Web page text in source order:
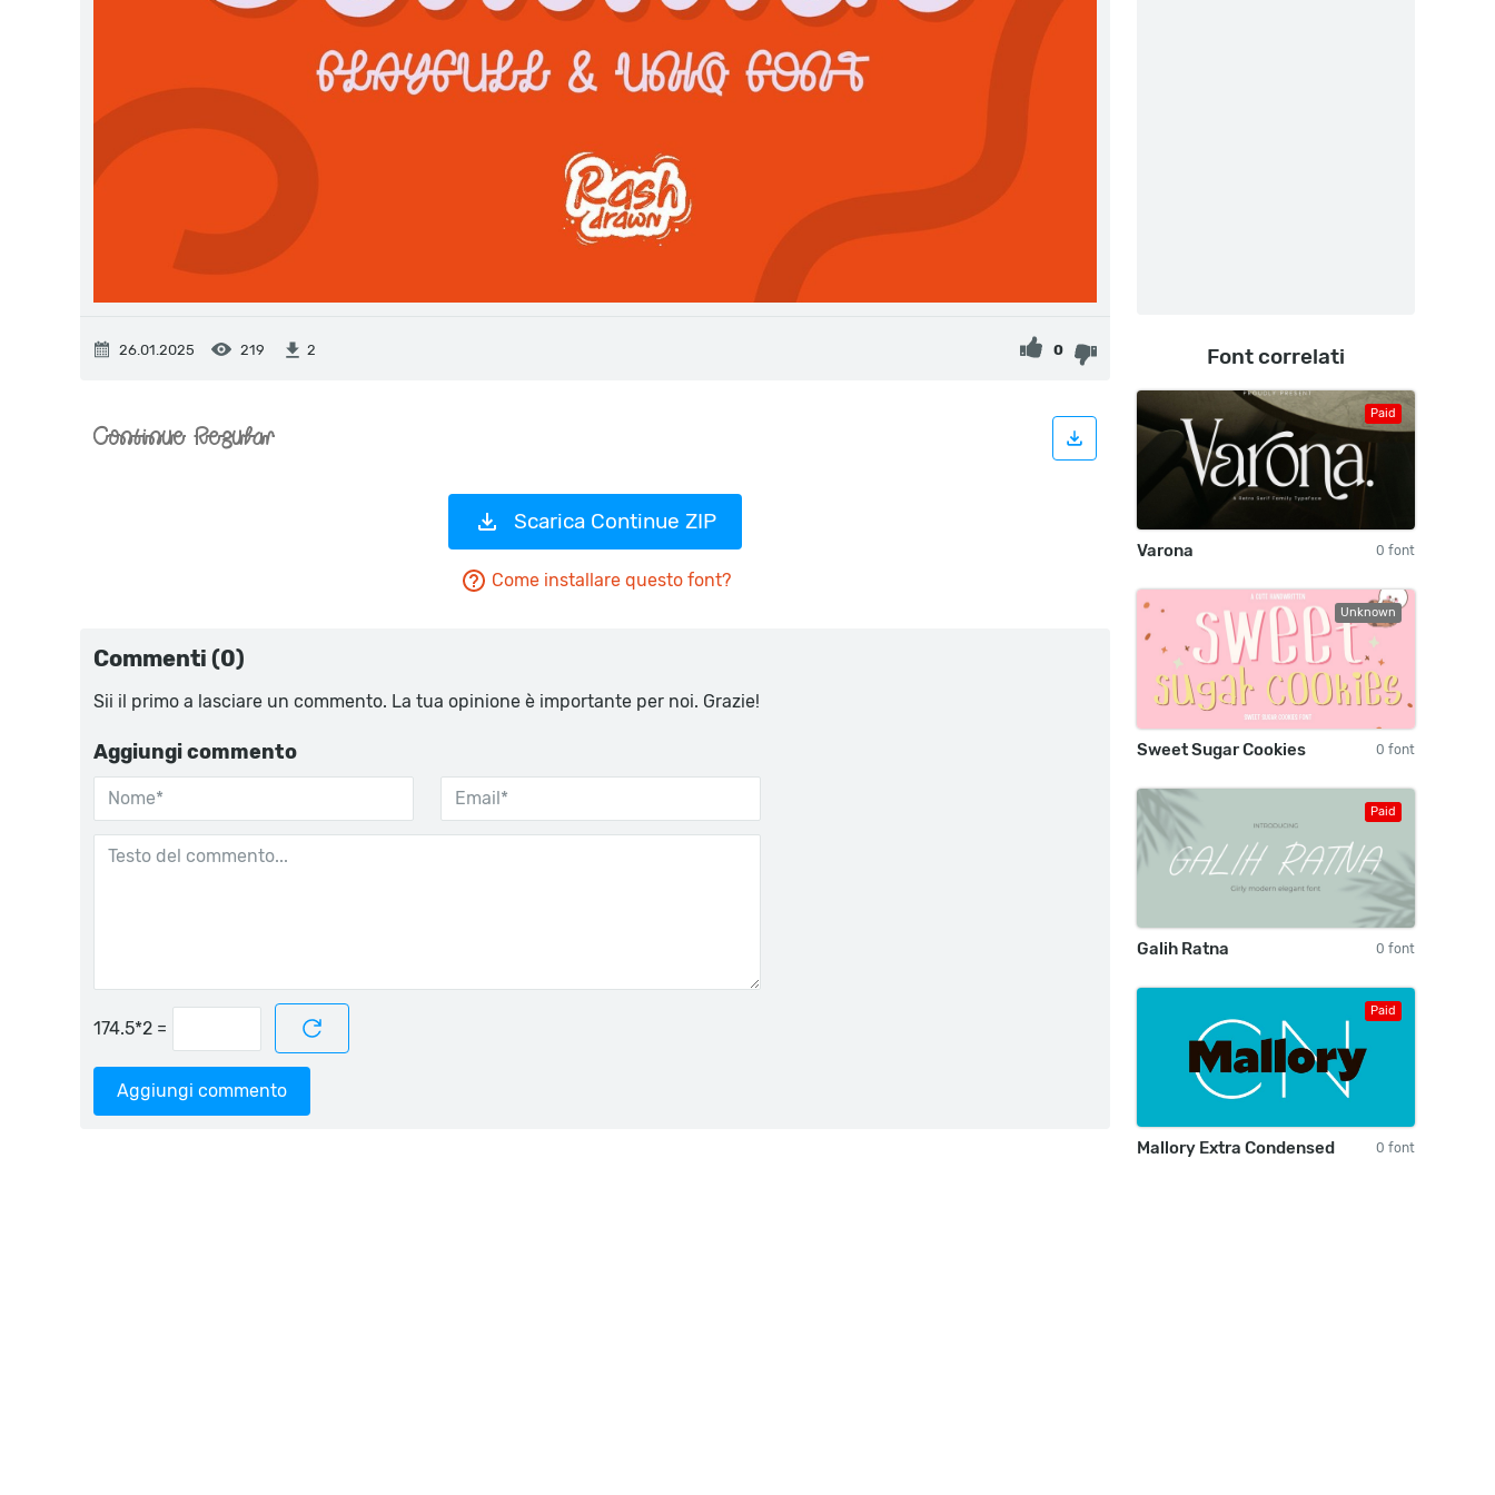
26.01.2025 219 2 0
Scarica Continue ZIP
Come installare questo font?
Commenti (0)
Sii il primo a lasciare un commento. La tua opinione è importante per noi. Grazie!
Aggiungi commento
=
Aggiungi commento
Font correlati
Paid
Varona 0 font
Unknown
Sweet Sugar Cookies 0 font
Paid
Galih Ratna 0 font
Paid
Mallory Extra Condensed 0 font